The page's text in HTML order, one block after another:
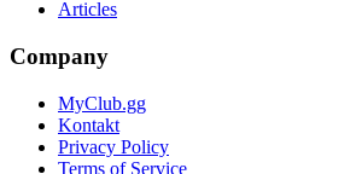
Articles
Company
MyClub.gg
Kontakt
Privacy Policy
Terms of Service